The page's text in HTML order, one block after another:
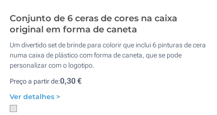
Conjunto de 6 ceras de cores na caixa
original em forma de caneta
Um divertido set de brinde para colorir que inclui 6 pinturas de cera
numa caixa de plástico com forma de caneta, que se pode
personalizar com o logotipo.
Preço a partir de:0,30 €
Ver detalhes >